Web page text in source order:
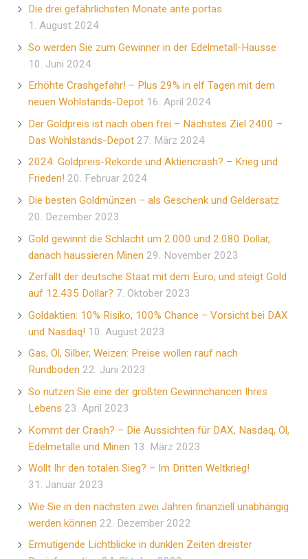
Die drei gefährlichsten Monate ante portas
1. August 2024
So werden Sie zum Gewinner in der Edelmetall-Hausse
10. Juni 2024
Erhöhte Crashgefahr! – Plus 29% in elf Tagen mit dem
neuen Wohlstands-Depot 16. April 2024
Der Goldpreis ist nach oben frei – Nächstes Ziel 2400 –
Das Wohlstands-Depot 27. März 2024
2024: Goldpreis-Rekorde und Aktiencrash? – Krieg und
Frieden! 20. Februar 2024
Die besten Goldmünzen – als Geschenk und Geldersatz
20. Dezember 2023
Gold gewinnt die Schlacht um 2.000 und 2.080 Dollar,
danach haussieren Minen 29. November 2023
Zerfällt der deutsche Staat mit dem Euro, und steigt Gold
auf 12.435 Dollar? 7. Oktober 2023
Goldaktien: 10% Risiko, 100% Chance – Vorsicht bei DAX
und Nasdaq! 10. August 2023
Gas, Öl, Silber, Weizen: Preise wollen rauf nach
Rundboden 22. Juni 2023
So nutzen Sie eine der größten Gewinnchancen Ihres
Lebens 23. April 2023
Kommt der Crash? – Die Aussichten für DAX, Nasdaq, Öl,
Edelmetalle und Minen 13. März 2023
Wollt Ihr den totalen Sieg? – Im Dritten Weltkrieg!
31. Januar 2023
Wie Sie in den nächsten zwei Jahren finanziell unabhängig
werden können 22. Dezember 2022
Ermutigende Lichtblicke in dunklen Zeiten dreister